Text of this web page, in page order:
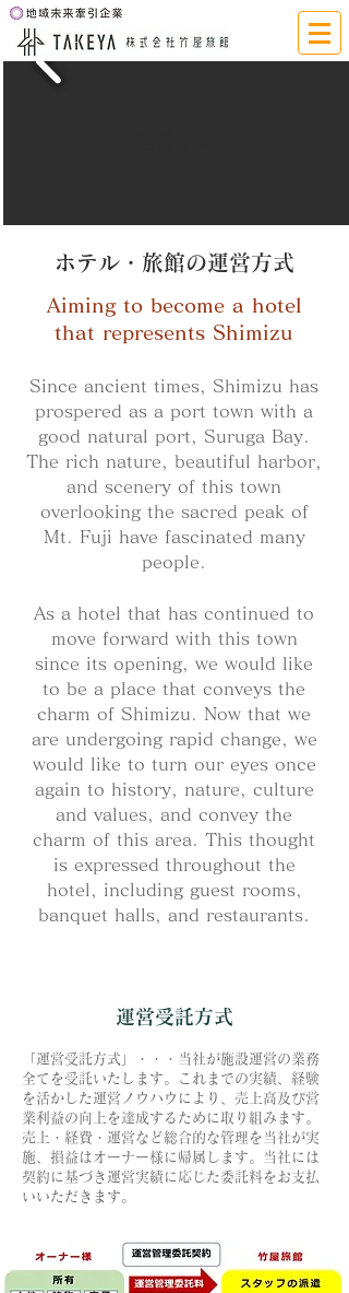
ホテル・旅館の運営方式
Aiming to become a hotel
that represents Shimizu
Since ancient times, Shimizu has
prospered as a port town with a
good natural port, Suruga Bay.
The rich nature, beautiful harbor,
and scenery of this town
overlooking the sacred peak of
Mt. Fuji have fascinated many
people.
​As a hotel that has continued to
move forward with this town
since its opening, we would like
to be a place that conveys the
charm of Shimizu. Now that we
are undergoing rapid change, we
would like to turn our eyes once
again to history, nature, culture
and values, and convey the
charm of this area. This thought
is expressed throughout the
hotel, including guest rooms,
banquet halls, and restaurants.
運営受託方式
「運営受託方式」・・・当 社が施設運営の業務
全てを受託いたします。これまでの実績、経験
を活かした運営ノウハウにより、売上高及び営
業利益の向上を達成するために取り組みます。
売上・経費 ・運営など総合的な管理を当社が実
施、損益はオーナー様に帰属します。当社に は
契約に基づき運営実績に応じた委託料をお支払
いいただきます。